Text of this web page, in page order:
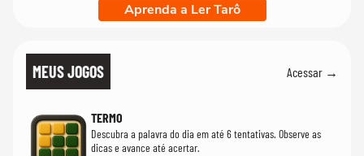
Aprenda a Ler Tarô
MEUS JOGOS Acessar →
TERMO
Descubra a palavra do dia em até 6 tentativas. Observe as
dicas e avance até acertar.